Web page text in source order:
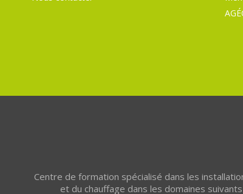
Centre de formation spécialisé dans les
et du chauffage dans les domaines